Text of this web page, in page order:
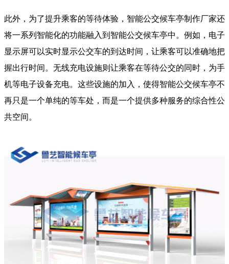
此外，为了提升乘客的等待体验，智能公交候车亭制作厂家还
将一系列智能化的功能融入到智能公交候车亭中。例如，电子
显示屏可以实时显示公交车的到达时间，让乘客可以准确地把
握出行时间。无线充电设施则让乘客在等待公交的同时，为手
机等电子设备充电。这些设施的加入，使得智能公交候车亭不
再只是一个单纯的等车处，而是一个提供多种服务的综合性公
共空间。